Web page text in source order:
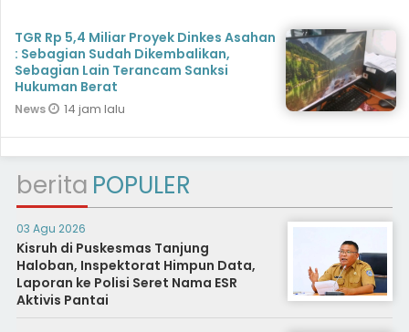
TGR Rp 5,4 Miliar Proyek Dinkes Asahan
: Sebagian Sudah Dikembalikan,
Sebagian Lain Terancam Sanksi
Hukuman Berat
News 14 jam lalu
berita POPULER
03 Agu 2026
Kisruh di Puskesmas Tanjung
Haloban, Inspektorat Himpun Data,
Laporan ke Polisi Seret Nama ESR
Aktivis Pantai